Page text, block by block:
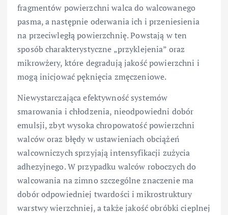
fragmentów powierzchni walca do walcowanego
pasma, a następnie oderwania ich i przeniesienia
na przeciwległą powierzchnię. Powstają w ten
sposób charakterystyczne „przyklejenia” oraz
mikrowżery, które degradują jakość powierzchni i
mogą inicjować pęknięcia zmęczeniowe.
Niewystarczająca efektywność systemów
smarowania i chłodzenia, nieodpowiedni dobór
emulsji, zbyt wysoka chropowatość powierzchni
walców oraz błędy w ustawieniach obciążeń
walcowniczych sprzyjają intensyfikacji zużycia
adhezyjnego. W przypadku walców roboczych do
walcowania na zimno szczególne znaczenie ma
dobór odpowiedniej twardości i mikrostruktury
warstwy wierzchniej, a także jakość obróbki cieplnej